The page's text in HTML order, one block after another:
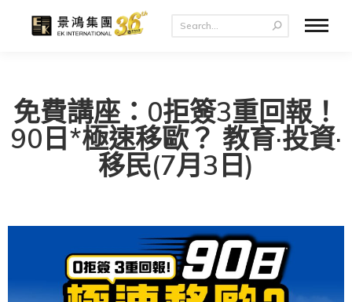
免費講座：0拒簽3重回報！
90日*極速移歐？ 教育·投資·
移民(7月3日)